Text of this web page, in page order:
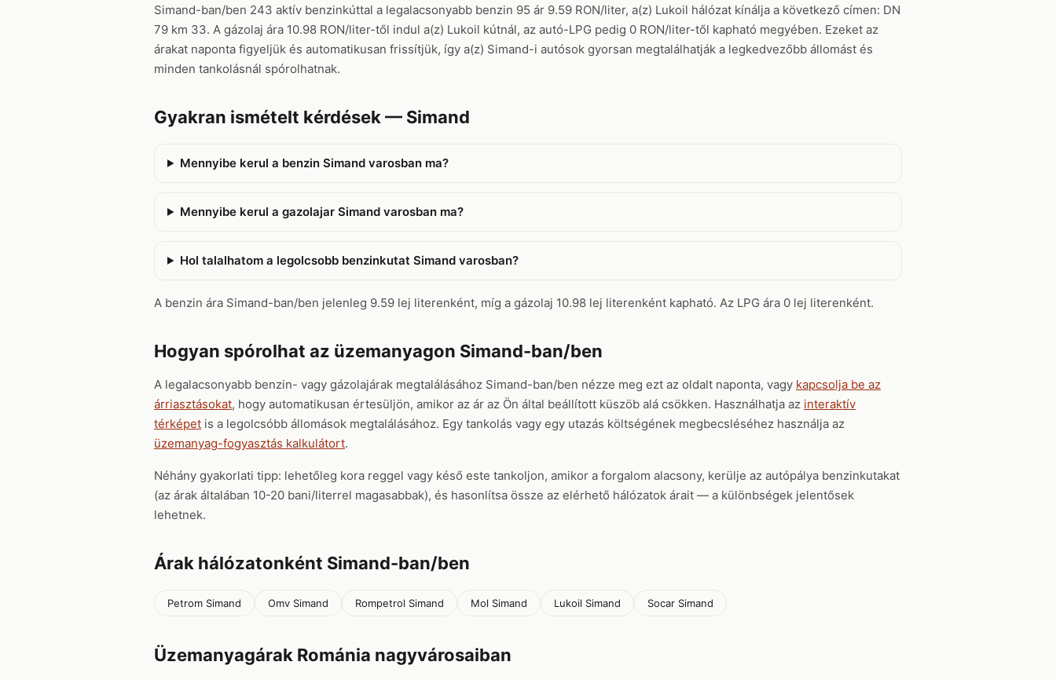
Simand-ban/ben 243 aktív benzinkúttal a legalacsonyabb benzin 95 ár 9.59 RON/liter, a(z) Lukoil hálózat kínálja a következő címen: DN
79 km 33. A gázolaj ára 10.98 RON/liter-től indul a(z) Lukoil kútnál, az autó-LPG pedig 0 RON/liter-től kapható megyében. Ezeket az
árakat naponta figyeljük és automatikusan frissítjük, így a(z) Simand-i autósok gyorsan megtalálhatják a legkedvezőbb állomást és
minden tankolásnál spórolhatnak.
Gyakran ismételt kérdések — Simand
Mennyibe kerul a benzin Simand varosban ma?
Mennyibe kerul a gazolajar Simand varosban ma?
Hol talalhatom a legolcsobb benzinkutat Simand varosban?
A benzin ára Simand-ban/ben jelenleg 9.59 lej literenként, míg a gázolaj 10.98 lej literenként kapható. Az LPG ára 0 lej literenként.
Hogyan spórolhat az üzemanyagon Simand-ban/ben
A legalacsonyabb benzin- vagy gázolajárak megtalálásához Simand-ban/ben nézze meg ezt az oldalt naponta, vagy kapcsolja be az
árriasztásokat, hogy automatikusan értesüljön, amikor az ár az Ön által beállított küszöb alá csökken. Használhatja az interaktív
térképet is a legolcsóbb állomások megtalálásához. Egy tankolás vagy egy utazás költségének megbecsléséhez használja az
üzemanyag-fogyasztás kalkulátort.
Néhány gyakorlati tipp: lehetőleg kora reggel vagy késő este tankoljon, amikor a forgalom alacsony, kerülje az autópálya benzinkutakat
(az árak általában 10-20 bani/literrel magasabbak), és hasonlítsa össze az elérhető hálózatok árait — a különbségek jelentősek
lehetnek.
Árak hálózatonként Simand-ban/ben
Petrom Simand Omv Simand Rompetrol Simand Mol Simand Lukoil Simand Socar Simand
Üzemanyagárak Románia nagyvárosaiban